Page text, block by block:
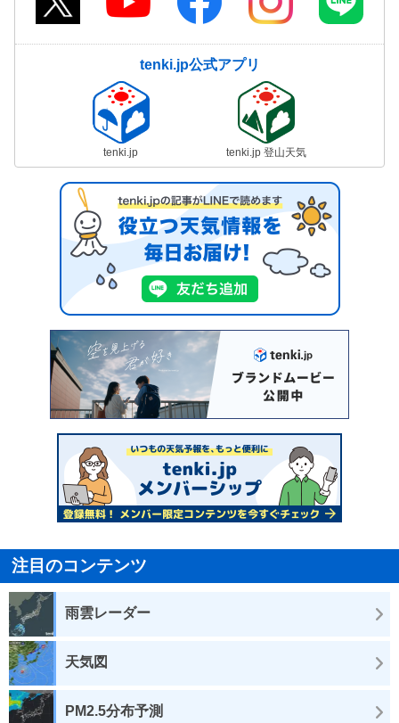
tenki.jp公式アプリ
tenki.jp tenki.jp 登山天気
注目のコンテンツ
雨雲レーダー
天気図
PM2.5分布予測